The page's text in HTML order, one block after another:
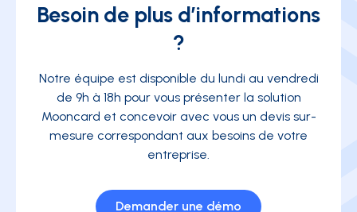
Besoin de plus d’informations
?
Notre équipe est disponible du lundi au vendredi
de 9h à 18h pour vous présenter la solution
Mooncard et concevoir avec vous un devis sur-
mesure correspondant aux besoins de votre
entreprise.
Demander une démo